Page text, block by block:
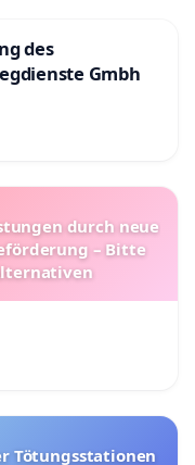
des
Gmbh
durch neue
– Bitte